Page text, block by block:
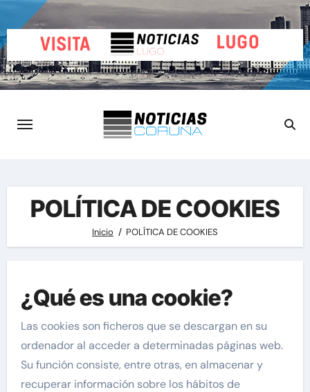
al
contenido
POLÍTICA DE COOKIES
Inicio POLÍTICA DE COOKIES
¿Qué es una cookie?
Las cookies son ficheros que se descargan en su
ordenador al acceder a determinadas páginas web.
Su función consiste, entre otras, en almacenar y
recuperar información sobre los hábitos de